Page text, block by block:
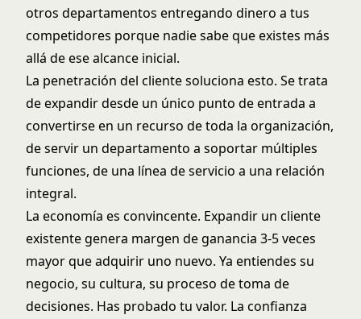
otros departamentos entregando dinero a tus
competidores porque nadie sabe que existes más
allá de ese alcance inicial.
La penetración del cliente soluciona esto. Se trata
de expandir desde un único punto de entrada a
convertirse en un recurso de toda la organización,
de servir un departamento a soportar múltiples
funciones, de una línea de servicio a una relación
integral.
La economía es convincente. Expandir un cliente
existente genera margen de ganancia 3-5 veces
mayor que adquirir uno nuevo. Ya entiendes su
negocio, su cultura, su proceso de toma de
decisiones. Has probado tu valor. La confianza